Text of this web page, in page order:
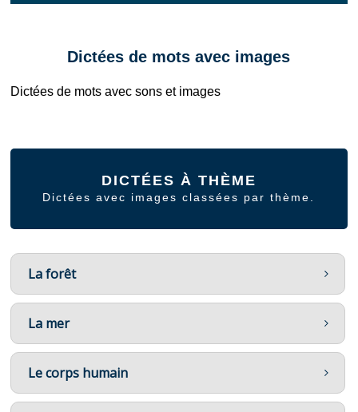
Dictées de mots avec images
Dictées de mots avec sons et images
DICTÉES À THÈME
Dictées avec images classées par thème.
La forêt
La mer
Le corps humain